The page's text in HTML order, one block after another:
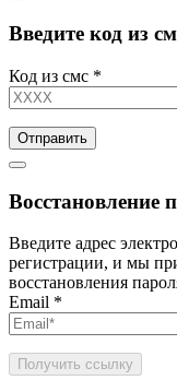
Введите код из
Код из смс *
Отправить
Восстановление
Введите адрес
регистрации, и мы
восстановления
Email *
Получить ссылку